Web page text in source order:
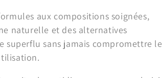
aux compositions soignées,
naturelle et des alternatives
superflu sans jamais compromettre le